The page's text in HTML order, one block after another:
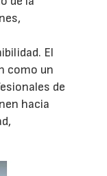
El
como un
de
hacia